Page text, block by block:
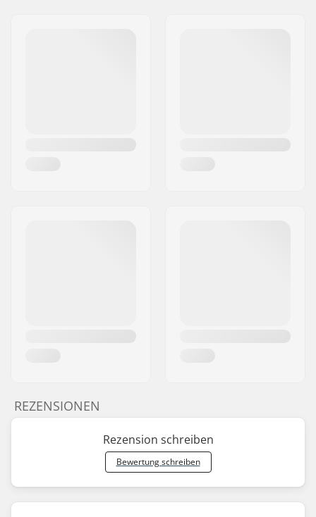
REZENSIONEN
Rezension schreiben
Bewertung schreiben